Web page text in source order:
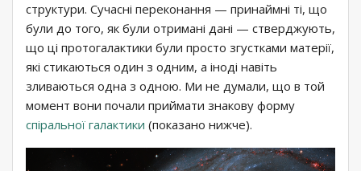
структури. Сучасні переконання — принаймні ті, що
були до того, як були отримані дані — стверджують,
що ці протогалактики були просто згустками матерії,
які стикаються один з одним, а іноді навіть
зливаються одна з одною. Ми не думали, що в той
момент вони почали приймати знакову форму
спіральної галактики (показано нижче).